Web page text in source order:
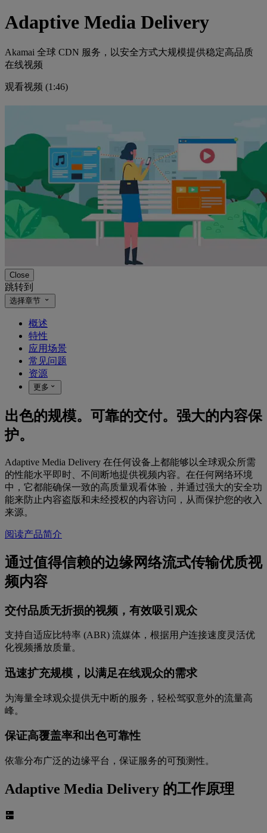
Adaptive Media Delivery
Akamai 全球 CDN 服务，以安全方式大规模提供稳定高品质
在线视频
观看视频 (1:46)
Close
跳转到
选择章节
概述
特性
应用场景
常见问题
资源
更多
出色的规模。可靠的交付。强大的内容保
护。
Adaptive Media Delivery 在任何设备上都能够以全球观众所需
的性能水平即时、不间断地提供视频内容。在任何网络环境
中，它都能确保一致的高质量观看体验，并通过强大的安全功
能来防止内容盗版和未经授权的内容访问，从而保护您的收入
来源。
阅读产品简介
通过值得信赖的边缘网络流式传输优质视
频内容
交付品质无折损的视频，有效吸引观众
支持自适应比特率 (ABR) 流媒体，根据用户连接速度灵活优
化视频播放质量。
迅速扩充规模，以满足在线观众的需求
为海量全球观众提供无中断的服务，轻松驾驭意外的流量高
峰。
保证高覆盖率和出色可靠性
依靠分布广泛的边缘平台，保证服务的可预测性。
Adaptive Media Delivery 的工作原理